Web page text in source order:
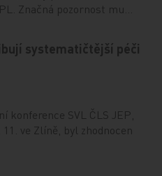
Značná pozornost mu…
systematičtější péči
konference SVL ČLS JEP,
ve Zlíně, byl zhodnocen